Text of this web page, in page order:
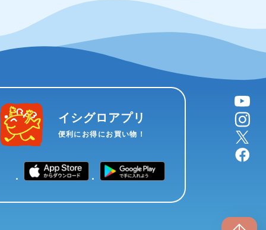
イシグロアプリ
便利にお得にお買い物！
YouTube
instagram
X
facebook